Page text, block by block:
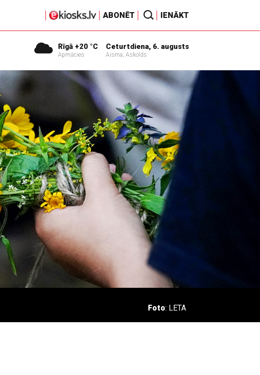
ABONĒT IENĀKT
Rīgā +20 °C
Apmācies
Ceturtdiena, 6. augusts
Aisma, Askolds
Foto: LETA